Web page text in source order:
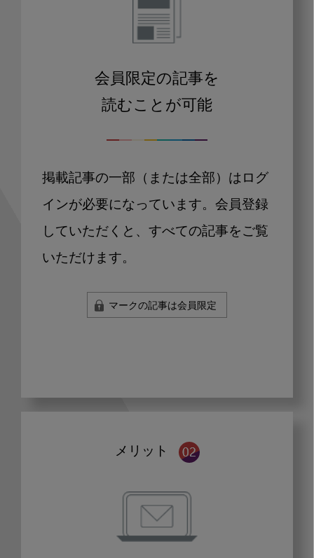
会員限定の記事を
読むことが可能
掲載記事の一部（または全部）はログ
インが必要になっています。会員登録
していただくと、すべての記事をご覧
いただけます。
マークの記事は会員限定
メリット